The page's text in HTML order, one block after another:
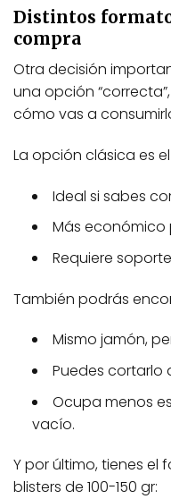
Distintos
compra
Otra decisión
una opción
cómo vas a
La opción clásica es el
Ideal si sabes
Más económico
Requiere
También podrás
Mismo jamón,
Puedes cortarlo
Ocupa menos
vacío.
Y por último, tienes el
blisters de 100-150 gr: